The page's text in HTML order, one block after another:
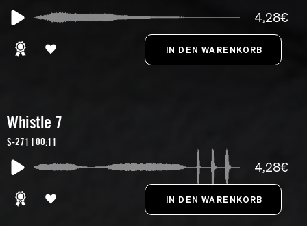
4,28€
Whistle 7
S-271 | 00:11
4,28€